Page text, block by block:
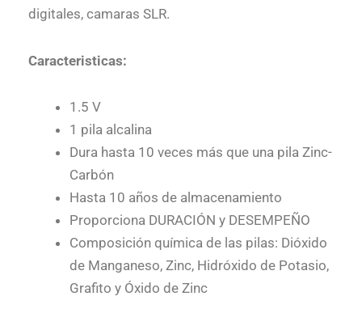
digitales, camaras SLR.
Caracteristicas:
1.5 V
1 pila alcalina
Dura hasta 10 veces más que una pila Zinc-
Carbón
Hasta 10 años de almacenamiento
Proporciona DURACIÓN y DESEMPEÑO
Composición química de las pilas: Dióxido
de Manganeso, Zinc, Hidróxido de Potasio,
Grafito y Óxido de Zinc